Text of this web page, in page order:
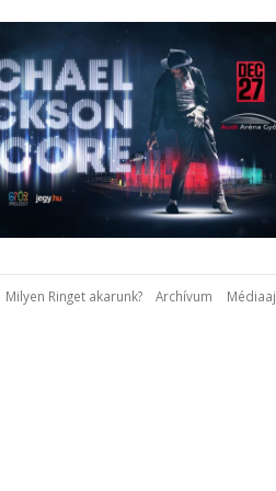
Milyen Ringet akarunk? Archívum